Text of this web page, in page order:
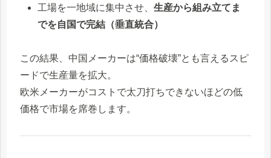
工場を一地域に集中させ、生産から組み立てま
でを自国で完結（垂直統合）
この結果、中国メーカーは“価格破壊”とも言えるスピ
ードで生産量を拡大。
欧米メーカーがコストで太刀打ちできないほどの低
価格で市場を席巻します。